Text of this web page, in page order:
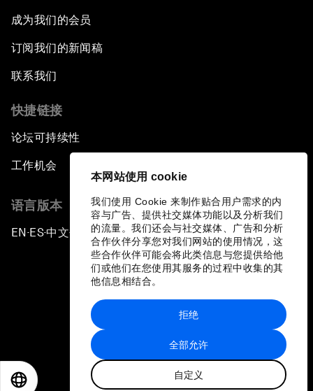
本网站使用 cookie
我们使用 Cookie 来制作贴合用户需求的内
容与广告、提供社交媒体功能以及分析我们
的流量。我们还会与社交媒体、广告和分析
合作伙伴分享您对我们网站的使用情况，这
些合作伙伴可能会将此类信息与您提供给他
们或他们在您使用其服务的过程中收集的其
他信息相结合。
全部允许
自定义
拒绝
成为我们的会员
订阅我们的新闻稿
联系我们
快捷链接
论坛可持续性
工作机会
语言版本
EN ▪ ES▪中文▪ 日本語
站点地图
世界经济论坛